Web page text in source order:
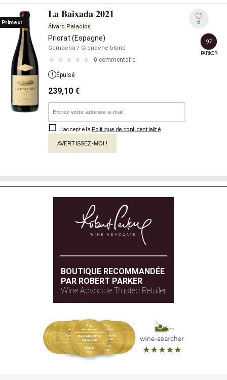
Primeur
La Baixada 2021
Álvaro Palacios
Priorat (Espagne)
Garnacha / Grenache blanc
0 commentaire
6
97
PARKER
Épuisé
239,10 €
J'accepte la Politique de confidentialité
AVERTISSEZ-MOI !
BOUTIQUE RECOMMANDÉE
PAR ROBERT PARKER
Wine Advocate Trusted Retailer